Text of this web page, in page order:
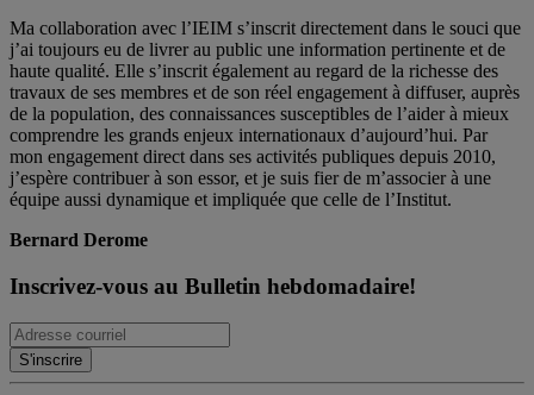
Ma collaboration avec l’IEIM s’inscrit directement dans le souci que
j’ai toujours eu de livrer au public une information pertinente et de
haute qualité. Elle s’inscrit également au regard de la richesse des
travaux de ses membres et de son réel engagement à diffuser, auprès
de la population, des connaissances susceptibles de l’aider à mieux
comprendre les grands enjeux internationaux d’aujourd’hui. Par
mon engagement direct dans ses activités publiques depuis 2010,
j’espère contribuer à son essor, et je suis fier de m’associer à une
équipe aussi dynamique et impliquée que celle de l’Institut.
Bernard Derome
Inscrivez-vous au Bulletin hebdomadaire!